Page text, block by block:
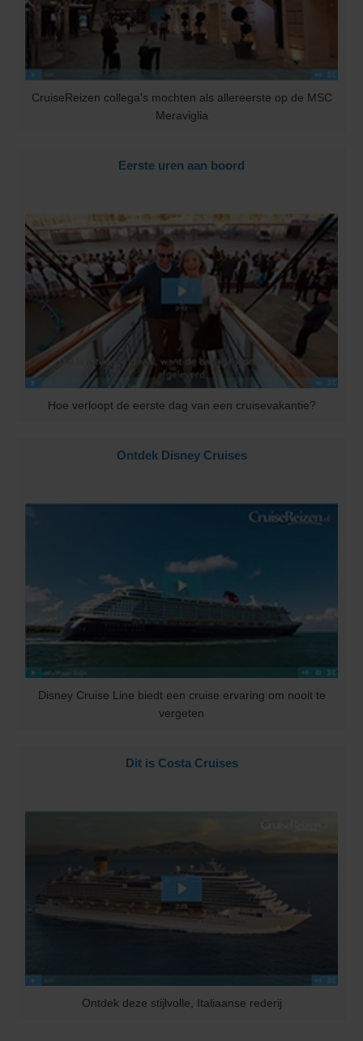
CruiseReizen collega's mochten als allereerste op de MSC
Meraviglia
Eerste uren aan boord
Hoe verloopt de eerste dag van een cruisevakantie?
Ontdek Disney Cruises
Disney Cruise Line biedt een cruise ervaring om nooit te
vergeten
Dit is Costa Cruises
Ontdek deze stijlvolle, Italiaanse rederij